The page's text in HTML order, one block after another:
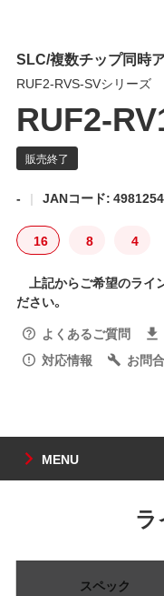
SLC/複数チップ同時
RUF2-RVS-SVシリーズ
RUF2-
- JANコード:
16 8 4
上記からご希望のライ
ださい。
よくあるご質問
対応情報
お問
MENU
スペック